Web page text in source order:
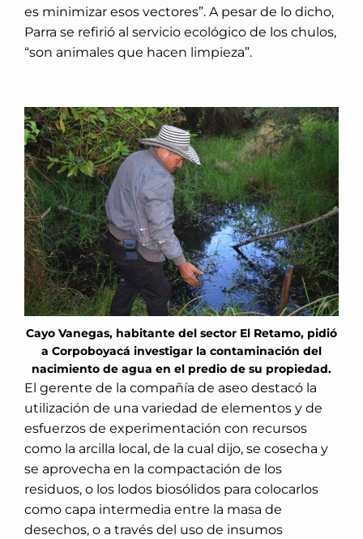
es minimizar esos vectores”. A pesar de lo dicho,
Parra se refirió al servicio ecológico de los chulos,
“son animales que hacen limpieza”.
Cayo Vanegas, habitante del sector El Retamo, pidió
a Corpoboyacá investigar la contaminación del
nacimiento de agua en el predio de su propiedad.
El gerente de la compañía de aseo destacó la
utilización de una variedad de elementos y de
esfuerzos de experimentación con recursos
como la arcilla local, de la cual dijo, se cosecha y
se aprovecha en la compactación de los
residuos, o los lodos biosólidos para colocarlos
como capa intermedia entre la masa de
desechos, o a través del uso de insumos